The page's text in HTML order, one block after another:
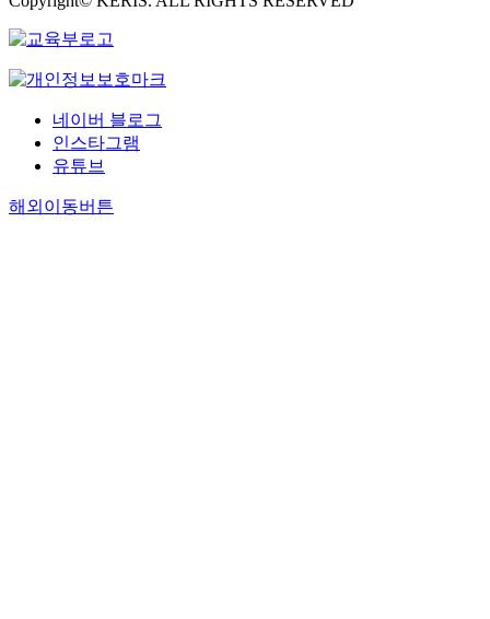
네이버 블로그
인스타그램
유튜브
해외이동버튼